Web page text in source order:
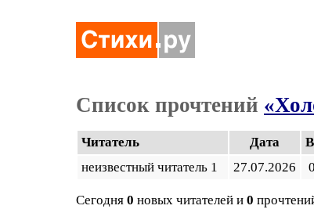
Список прочтений
Читатель Дата
неизвестный читатель 1
27.07.2026
Сегодня 0 новых читателей и 0